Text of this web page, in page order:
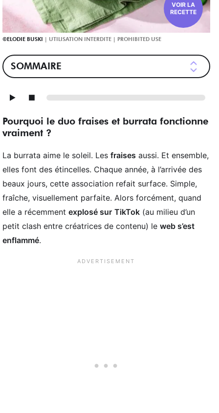
VOIR LA
RECETTE
ELODIE BUSKI
SOMMAIRE
Pourquoi le duo fraises et burrata fonctionne
vraiment ?
La burrata aime le soleil. Les fraises aussi. Et ensemble,
elles font des étincelles. Chaque année, à l’arrivée des
beaux jours, cette association refait surface. Simple,
fraîche, visuellement parfaite. Alors forcément, quand
elle a récemment explosé sur TikTok (au milieu d’un
petit clash entre créatrices de contenu) le web s’est
enflammé.